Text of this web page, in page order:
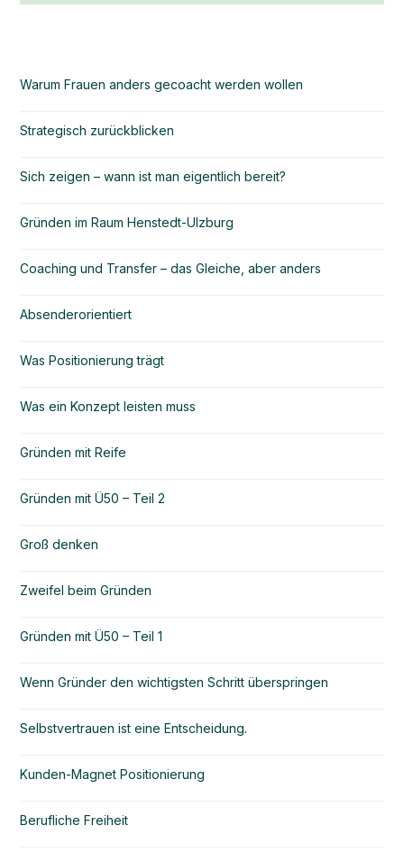
Warum Frauen anders gecoacht werden wollen
Strategisch zurückblicken
Sich zeigen – wann ist man eigentlich bereit?
Gründen im Raum Henstedt-Ulzburg
Coaching und Transfer – das Gleiche, aber anders
Absenderorientiert
Was Positionierung trägt
Was ein Konzept leisten muss
Gründen mit Reife
Gründen mit Ü50 – Teil 2
Groß denken
Zweifel beim Gründen
Gründen mit Ü50 – Teil 1
Wenn Gründer den wichtigsten Schritt überspringen
Selbstvertrauen ist eine Entscheidung.
Kunden-Magnet Positionierung
Berufliche Freiheit